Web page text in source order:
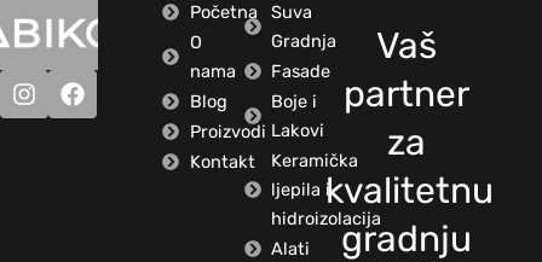
Početna
O
nama
Blog
Proizvodi
Kontakt
Suva
Gradnja
Fasade
Boje i
Lakovi
Keramička
ljepila i
hidroizolacija
Alati
Vaš
partner
za
kvalitetnu
gradnju